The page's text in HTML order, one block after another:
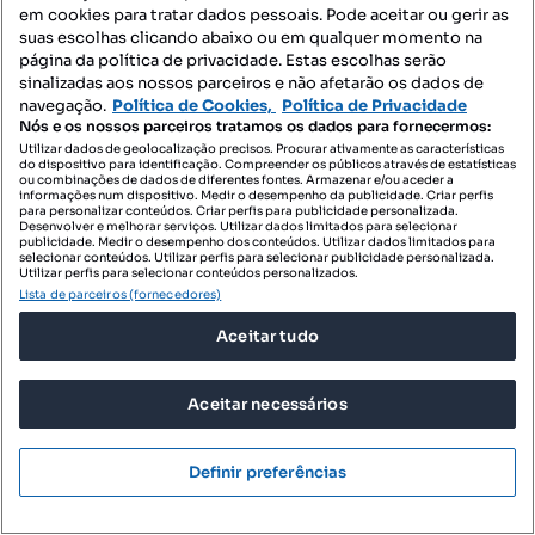
4133,49 €/m²
premium com jardim pri
Évora, Évora (São Mamede, Sé, São Pedro e Santo Antão), Évora, Évora
em cookies para tratar dados pessoais. Pode aceitar ou gerir as
suas escolhas clicando abaixo ou em qualquer momento na
página da política de privacidade. Estas escolhas serão
sinalizadas aos nossos parceiros e não afetarão os dados de
navegação. Política de Cookies, Política de Privacidade
Nós e os nossos parceiros tratamos os dados para fornecermos:
Utilizar dados de geolocalização precisos. Procurar ativamente as características
do dispositivo para identificação. Compreender os públicos através de estatísticas
ou combinações de dados de diferentes fontes. Armazenar e/ou aceder a
informações num dispositivo. Medir o desempenho da publicidade. Criar perfis
para personalizar conteúdos. Criar perfis para publicidade personalizada.
Desenvolver e melhorar serviços. Utilizar dados limitados para selecionar
publicidade. Medir o desempenho dos conteúdos. Utilizar dados limitados para
selecionar conteúdos. Utilizar perfis para selecionar publicidade personalizada.
Utilizar perfis para selecionar conteúdos personalizados.
Lista de parceiros (fornecedores)
Aceitar tudo
Aceitar necessários
Definir preferências